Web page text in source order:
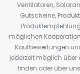
Ventilatoren,
Gutscheine,
möglichen
Kaufbewertungen
jederzeit möglich über
finden oder über